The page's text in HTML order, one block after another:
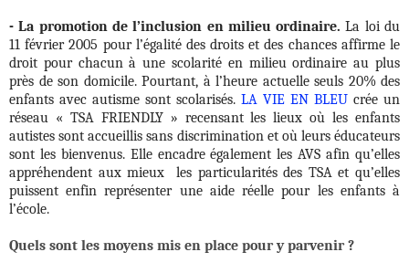
- La promotion de l’inclusion en milieu ordinaire. La loi du
11 février 2005 pour l’égalité des droits et des chances affirme le
droit pour chacun à une scolarité en milieu ordinaire au plus
près de son domicile. Pourtant, à l’heure actuelle seuls 20% des
enfants avec autisme sont scolarisés. LA VIE EN BLEU crée un
réseau « TSA FRIENDLY » recensant les lieux où les enfants
autistes sont accueillis sans discrimination et où leurs éducateurs
sont les bienvenus. Elle encadre également les AVS afin qu’elles
appréhendent aux mieux
les particularités des TSA et qu’elles
puissent enfin représenter une aide réelle pour les enfants à
l’école.
Quels sont les moyens mis en place pour y parvenir ?